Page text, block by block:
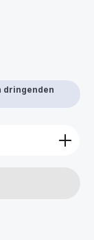
dringenden
Wert ein